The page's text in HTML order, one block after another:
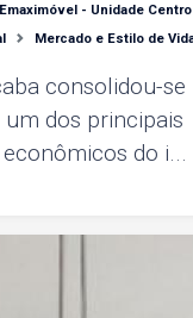
- Unidade Centro
Mercado e Estilo de
consolidou-se
dos principais
do i...